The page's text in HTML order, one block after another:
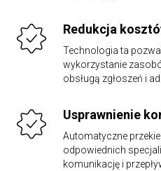
Redukcja
Technologia ta
wykorzystanie
obsługą zgłoszeń i
Usprawnienie
Automatyczne
odpowiednich
komunikację i